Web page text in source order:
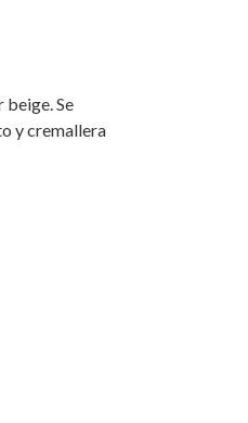
beige. Se
y cremallera